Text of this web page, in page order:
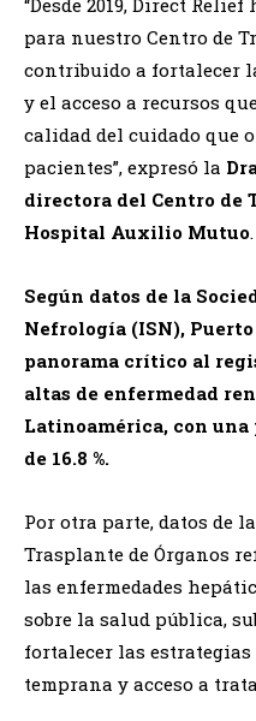
“Desde 2019, Direct
para nuestro Centro de
contribuido a fortalecer
y el acceso a recursos
calidad del cuidado que
pacientes”, expresó la
directora del Centro de
Hospital Auxilio Mutuo.
Según datos de la
Nefrología (ISN),
panorama crítico al
altas de enfermedad
Latinoamérica, con
de 16.8 %.
Por otra parte, datos de
Trasplante de Órganos
las enfermedades
sobre la salud pública,
fortalecer las
temprana y acceso a